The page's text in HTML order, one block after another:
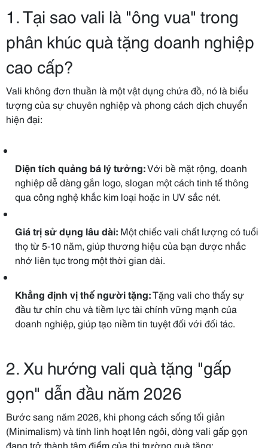
1. Tại sao vali là "ông vua" trong
phân khúc quà tặng doanh nghiệp
cao cấp?
Vali không đơn thuần là một vật dụng chứa đồ, nó là biểu
tượng của sự chuyên nghiệp và phong cách dịch chuyển
hiện đại:
Diện tích quảng bá lý tưởng:Với bề mặt rộng, doanh
nghiệp dễ dàng gắn logo, slogan một cách tinh tế thông
qua công nghệ khắc kim loại hoặc in UV sắc nét.
Giá trị sử dụng lâu dài: Một chiếc vali chất lượng có tuổi
thọ từ 5-10 năm, giúp thương hiệu của bạn được nhắc
nhớ liên tục trong một thời gian dài.
Khẳng định vị thế người tặng:Tặng vali cho thấy sự
đầu tư chỉn chu và tiềm lực tài chính vững mạnh của
doanh nghiệp, giúp tạo niềm tin tuyệt đối với đối tác.
2. Xu hướng vali quà tặng "gấp
gọn" dẫn đầu năm 2026
Bước sang năm 2026, khi phong cách sống tối giản
(Minimalism) và tính linh hoạt lên ngôi, dòng vali gấp gọn
đang trở thành tâm điểm của thị trường quà tặng: